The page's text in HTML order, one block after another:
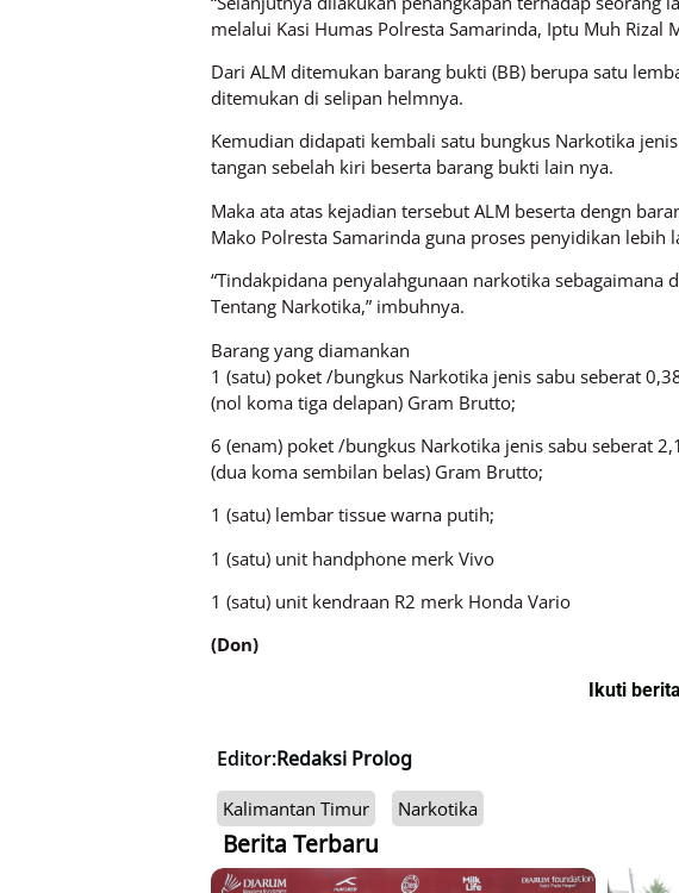
melalui Kasi Humas Polresta Samarinda, Iptu Muh Rizal
Dari ALM ditemukan barang bukti (BB) berupa satu
ditemukan di selipan helmnya.
Kemudian didapati kembali satu bungkus Narkotika
tangan sebelah kiri beserta barang bukti lain nya.
Maka ata atas kejadian tersebut ALM beserta dengn
Mako Polresta Samarinda guna proses penyidikan lebih
“Tindakpidana penyalahgunaan narkotika sebagaimana
Tentang Narkotika,” imbuhnya.
Barang yang diamankan
1 (satu) poket /bungkus Narkotika jenis sabu seberat
(nol koma tiga delapan) Gram Brutto;
6 (enam) poket /bungkus Narkotika jenis sabu seberat
(dua koma sembilan belas) Gram Brutto;
1 (satu) lembar tissue warna putih;
1 (satu) unit handphone merk Vivo
1 (satu) unit kendraan R2 merk Honda Vario
(Don)
Ikuti berita
Editor:Redaksi Prolog
Kalimantan Timur Narkotika
Berita Terbaru